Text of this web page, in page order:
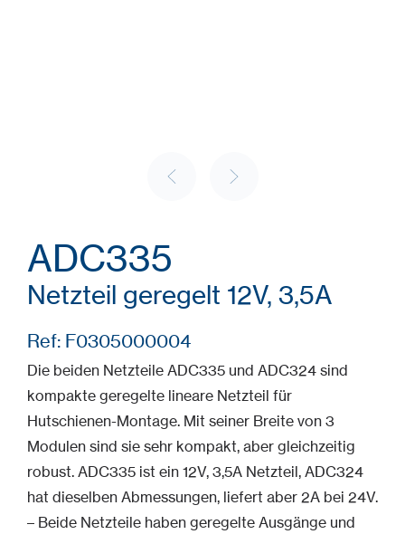
ADC335
Netzteil geregelt 12V, 3,5A
Ref: F0305000004
Die beiden Netzteile ADC335 und ADC324 sind
kompakte geregelte lineare Netzteil für
Hutschienen-Montage. Mit seiner Breite von 3
Modulen sind sie sehr kompakt, aber gleichzeitig
robust. ADC335 ist ein 12V, 3,5A Netzteil, ADC324
hat dieselben Abmessungen, liefert aber 2A bei 24V.
– Beide Netzteile haben geregelte Ausgänge und